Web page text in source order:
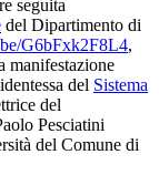
seguita
del Dipartimento di
G6bFxk2F8L4,
manifestazione
del Sistema
del
Pesciatini
del Comune di